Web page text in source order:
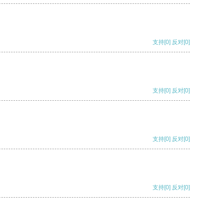
支持[0] 反对[0]
支持[0] 反对[0]
支持[0] 反对[0]
支持[0] 反对[0]